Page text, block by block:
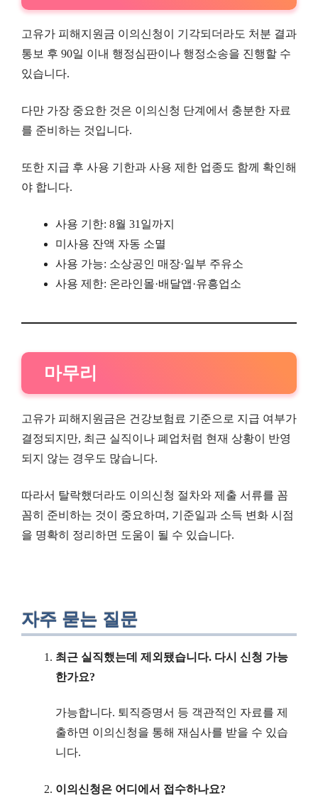
고유가 피해지원금 이의신청이 기각되더라도 처분 결과
통보 후 90일 이내 행정심판이나 행정소송을 진행할 수
있습니다.
다만 가장 중요한 것은 이의신청 단계에서 충분한 자료
를 준비하는 것입니다.
또한 지급 후 사용 기한과 사용 제한 업종도 함께 확인해
야 합니다.
사용 기한: 8월 31일까지
미사용 잔액 자동 소멸
사용 가능: 소상공인 매장·일부 주유소
사용 제한: 온라인몰·배달앱·유흥업소
마무리
고유가 피해지원금은 건강보험료 기준으로 지급 여부가
결정되지만, 최근 실직이나 폐업처럼 현재 상황이 반영
되지 않는 경우도 많습니다.
따라서 탈락했더라도 이의신청 절차와 제출 서류를 꼼
꼼히 준비하는 것이 중요하며, 기준일과 소득 변화 시점
을 명확히 정리하면 도움이 될 수 있습니다.
자주 묻는 질문
최근 실직했는데 제외됐습니다. 다시 신청 가능
한가요?
가능합니다. 퇴직증명서 등 객관적인 자료를 제
출하면 이의신청을 통해 재심사를 받을 수 있습
니다.
이의신청은 어디에서 접수하나요?